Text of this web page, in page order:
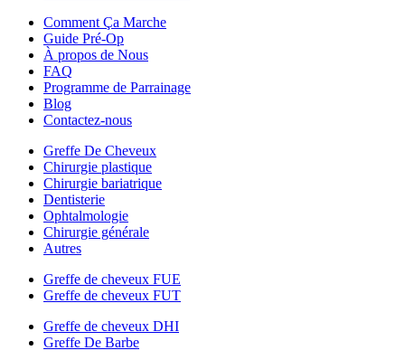
Comment Ça Marche
Guide Pré-Op
À propos de Nous
FAQ
Programme de Parrainage
Blog
Contactez-nous
Greffe De Cheveux
Chirurgie plastique
Chirurgie bariatrique
Dentisterie
Ophtalmologie
Chirurgie générale
Autres
Greffe de cheveux FUE
Greffe de cheveux FUT
Greffe de cheveux DHI
Greffe De Barbe